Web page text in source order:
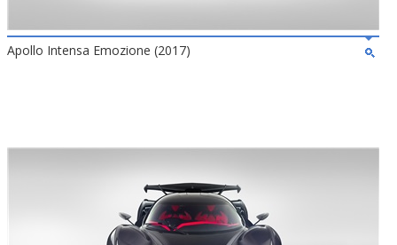
Apollo Intensa Emozione (2017)